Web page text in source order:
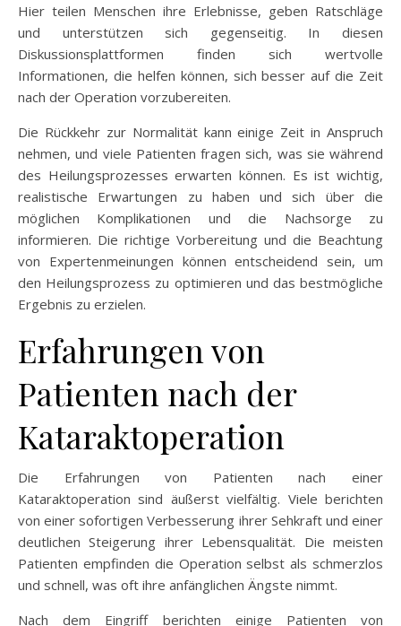
Hier teilen Menschen ihre Erlebnisse, geben Ratschläge
und unterstützen sich gegenseitig. In diesen
Diskussionsplattformen finden sich wertvolle
Informationen, die helfen können, sich besser auf die Zeit
nach der Operation vorzubereiten.
Die Rückkehr zur Normalität kann einige Zeit in Anspruch
nehmen, und viele Patienten fragen sich, was sie während
des Heilungsprozesses erwarten können. Es ist wichtig,
realistische Erwartungen zu haben und sich über die
möglichen Komplikationen und die Nachsorge zu
informieren. Die richtige Vorbereitung und die Beachtung
von Expertenmeinungen können entscheidend sein, um
den Heilungsprozess zu optimieren und das bestmögliche
Ergebnis zu erzielen.
Erfahrungen von
Patienten nach der
Kataraktoperation
Die Erfahrungen von Patienten nach einer
Kataraktoperation sind äußerst vielfältig. Viele berichten
von einer sofortigen Verbesserung ihrer Sehkraft und einer
deutlichen Steigerung ihrer Lebensqualität. Die meisten
Patienten empfinden die Operation selbst als schmerzlos
und schnell, was oft ihre anfänglichen Ängste nimmt.
Nach dem Eingriff berichten einige Patienten von